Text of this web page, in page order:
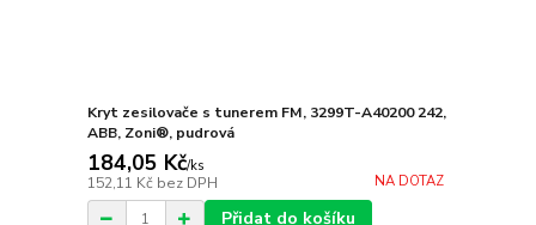
Kryt zesilovače s tunerem FM, 3299T-A40200 242,
ABB, Zoni®, pudrová
184,05 Kč/ks
152,11 Kč bez DPH NA DOTAZ
Přidat do košíku